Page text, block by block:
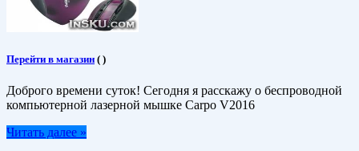
Перейти в магазин ( )
Доброго времени суток! Сегодня я расскажу о беспроводной
компьютерной лазерной мышке Carpo V2016
Читать далее »